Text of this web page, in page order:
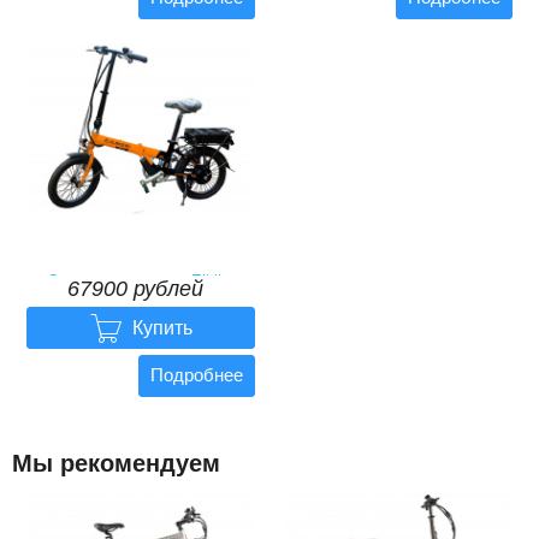
Электровелосипед Elbike
POBEDA St
67900 рублей
67900 рублей
 Купить
Подробнее
Мы рекомендуем